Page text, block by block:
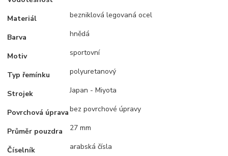
Materiál bezniklová legovaná ocel
Barva hnědá
Motiv sportovní
Typ řemínku polyuretanový
Strojek Japan - Miyota
Povrchová úpravabez povrchové úpravy
Průměr pouzdra 27 mm
Číselník arabská čísla